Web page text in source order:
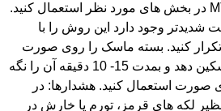
صورت استعمال کنید. هشدارها: در
نظیر لکه های قرمز، تورم یا خارش در
بهتر است استفاده از محصولات آرایشی
مورد نظر به دلیل قرارگیری در معرض نور
عوارض فوق شود لطفا با درماتولوژیست
این روش در نواحی دارای آسیب دیدگی و/ یا
نظیر اگزما و/ یا درماتیت استفاده نکنید. اگر